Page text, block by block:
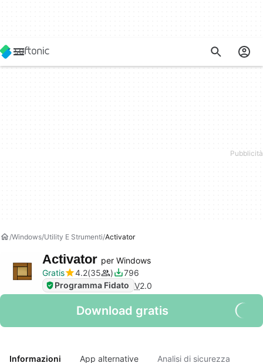
Windows Utility E Strumenti Activator
Activator per Windows
Gratis
4.2 35
796
Programma Fidato V2.0
Download gratis
Informazioni App alternative Analisi di sicurezza